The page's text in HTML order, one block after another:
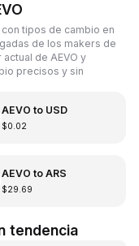
tipos de cambio en
de los makers de
de AEVO y
precisos y sin
AEVO to USD
$0.02
AEVO to ARS
$29.69
tendencia